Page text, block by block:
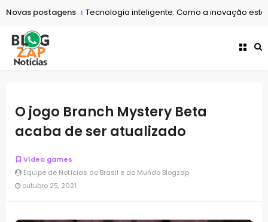
Tecnologia
Tecnologia inteligente: Como a inovação está
Novas postagens
O jogo Branch Mystery Beta
acaba de ser atualizado
Vídeo games
Equipe de Notícias do Brasil e do Mundo Blogzap
outubro 25, 2021